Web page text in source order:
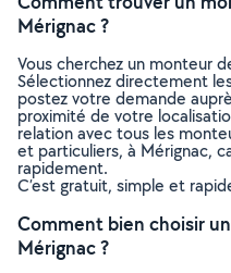
Mérignac ?
Vous cherchez un monteur
Sélectionnez directement
postez votre demande
proximité de votre
relation avec tous les
et particuliers, à Mérignac,
rapidement.
C’est gratuit, simple et
Comment bien choisir
Mérignac ?